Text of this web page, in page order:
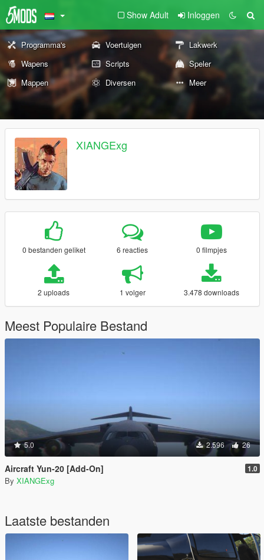
Show Adult Inloggen
Programma's Voertuigen
Lakwerk
Wapens
Scripts
Speler
Mappen
Diversen Meer
XIANGExg
0 bestanden geliket 6 reacties 0 filmpjes
2 uploads 1 volger 3.478 downloads
Meest Populaire Bestand
5.0 2.596 26
Aircraft Yun-20 [Add-On] 1.0
By XIANGExg
Laatste bestanden